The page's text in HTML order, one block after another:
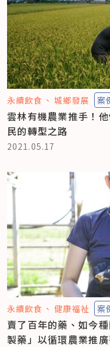
永續飲食 城鄉發展 案
雲林有機農業推手！
民的轉型之路
2021.05.17
永續飲食 健康福祉 案
賣了百年的藥、如今
製藥」以循環農業推